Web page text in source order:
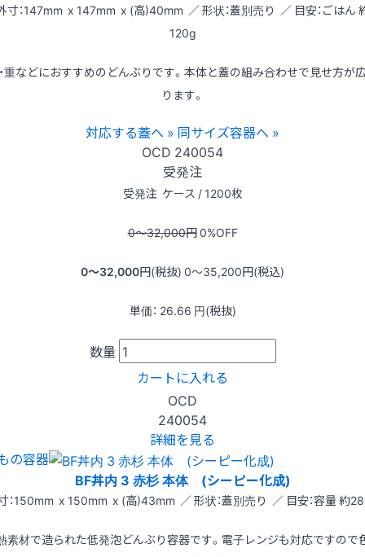
寸：147mm x 147mm x (高)40mm ／ 形状：蓋別売り ／ 目安：ごはん
120g
重などにおすすめのどんぶりです。本体と蓋の組み合わせで見せ方が
ります。
対応する蓋へ » 同サイズ容器へ »
OCD 240054
受発注
受発注 ケース / 1200枚
0〜32,000円0%OFF
0〜32,000円(税抜) 0〜35,200円(税込)
単価： 26.66 円(税抜)
数量
カートに入れる
OCD
240054
詳細を見る
の容器
BF丼内 3 赤杉 本体 (シーピー化成)
：150mm x 150mm x (高)43mm ／ 形状：蓋別売り ／ 目安：容量 約
素材で造られた低発泡どんぶり容器です。電子レンジも対応ですので